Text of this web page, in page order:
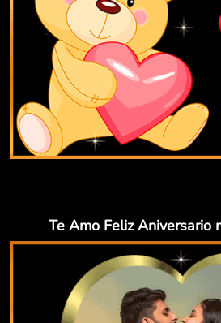
Te Amo Feliz Aniversario